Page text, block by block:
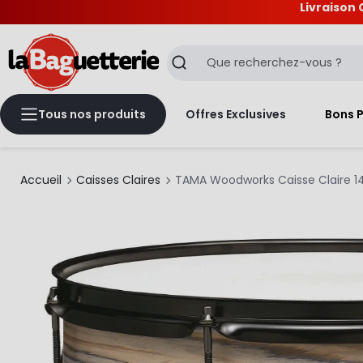
Livraison
Recherche
Tous nos produits Offres Exclusives Bons
Accueil Caisses Claires TAMA Woodworks Caisse Claire